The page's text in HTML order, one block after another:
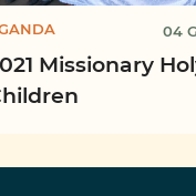
04
Missionary